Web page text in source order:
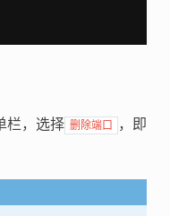
栏，选择 删除端口
，即